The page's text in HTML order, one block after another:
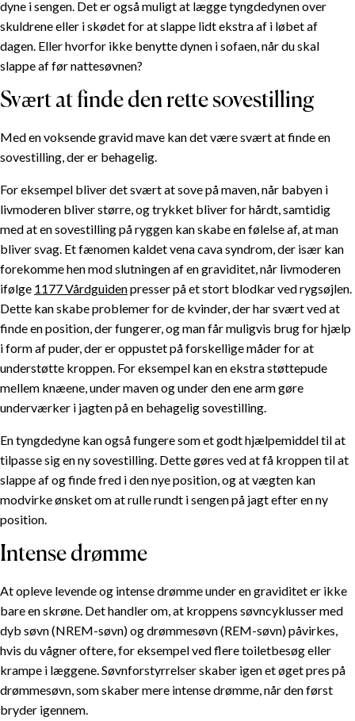
dyne i sengen. Det er også muligt at lægge tyngdedynen over
skuldrene eller i skødet for at slappe lidt ekstra af i løbet af
dagen. Eller hvorfor ikke benytte dynen i sofaen, når du skal
slappe af før nattesøvnen?
Svært at finde den rette sovestilling
Med en voksende gravid mave kan det være svært at finde en
sovestilling, der er behagelig.
For eksempel bliver det svært at sove på maven, når babyen i
livmoderen bliver større, og trykket bliver for hårdt, samtidig
med at en sovestilling på ryggen kan skabe en følelse af, at man
bliver svag. Et fænomen kaldet vena cava syndrom, der især kan
forekomme hen mod slutningen af en graviditet, når livmoderen
ifølge 1177 Vårdguidenpresser på et stort blodkar ved rygsøjlen.
Dette kan skabe problemer for de kvinder, der har svært ved at
finde en position, der fungerer, og man får muligvis brug for hjælp
i form af puder, der er oppustet på forskellige måder for at
understøtte kroppen. For eksempel kan en ekstra støttepude
mellem knæene, under maven og under den ene arm gøre
underværker i jagten på en behagelig sovestilling.
En tyngdedyne kan også fungere som et godt hjælpemiddel til at
tilpasse sig en ny sovestilling. Dette gøres ved at få kroppen til at
slappe af og finde fred i den nye position, og at vægten kan
modvirke ønsket om at rulle rundt i sengen på jagt efter en ny
position.
Intense drømme
At opleve levende og intense drømme under en graviditet er ikke
bare en skrøne. Det handler om, at kroppens søvncyklusser med
dyb søvn (NREM-søvn) og drømmesøvn (REM-søvn) påvirkes,
hvis du vågner oftere, for eksempel ved flere toiletbesøg eller
krampe i læggene. Søvnforstyrrelser skaber igen et øget pres på
drømmesøvn, som skaber mere intense drømme, når den først
bryder igennem.
INDHOLDSFORTEGNELSE
Træthed under graviditet
Tyngdedyne under graviditet
Svært at finde den rette sovestilling
Intense drømme
Jævnt fordelt tryk